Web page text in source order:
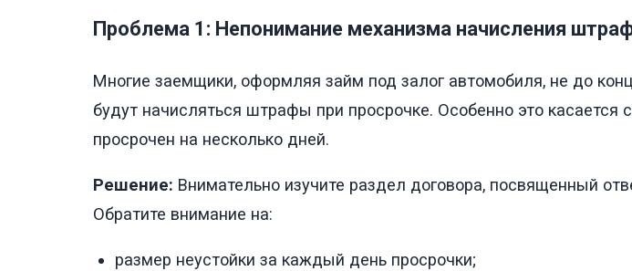
Проблема 1: Непонимание механизма начисления
Многие заемщики, оформляя займ под залог автомобиля, не до
будут начисляться штрафы при просрочке. Особенно это касается
просрочен на несколько дней.
Решение: Внимательно изучите раздел договора, посвященный
Обратите внимание на:
размер неустойки за каждый день просрочки;